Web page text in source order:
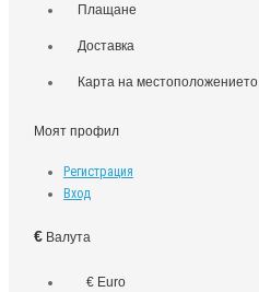
Плащане
Доставка
Карта на местоположението
Моят профил
Регистрация
Вход
€ Валута
€ Euro